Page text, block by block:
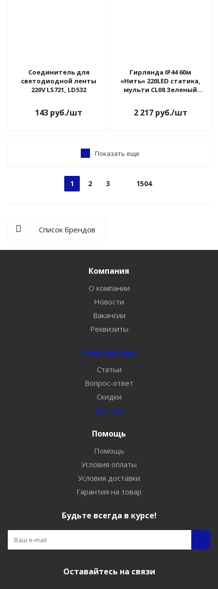
Соединитель для
светодиодной ленты
220V LS721, LD532
143 руб./шт
Гирлянда IP44 60м
«Нить» 220LED статика,
мульти CL08 Зеленый
2 217руб./шт
Показать еще
1 2 3 1504
Список брендов
Компания
О компании
Новости
Вакансии
Реквизиты
Информация
Статьи
Вопрос-ответ
Скидки
Бренды
Помощь
Помощь
Условия оплаты
Условия доставки
Гарантия на товар
Будьте всегда в курсе!
Оставайтесь на связи